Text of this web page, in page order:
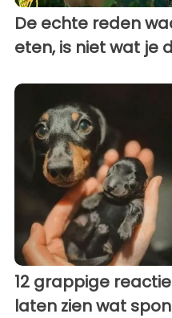
De echte reden
eten, is niet wat je
12 grappige
laten zien wat